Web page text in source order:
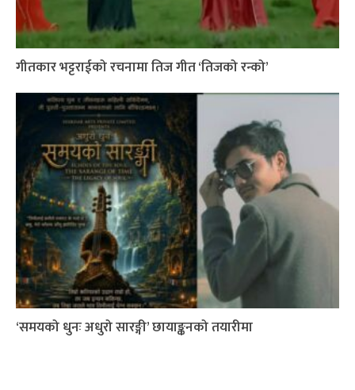
गीतकार भट्टराईको रचनामा तिज गीत ‘तिजको रन्को’
‘समयको धुनः अधुरो सारङ्गी’ छायाङ्कनको तयारीमा